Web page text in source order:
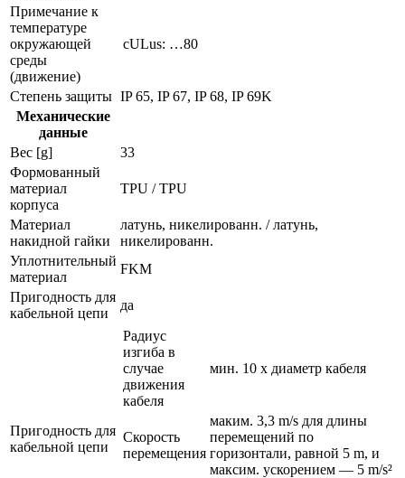
Примечание к
температуре
окружающей
среды
(движение)
cULus: …80
Степень защиты IP 65, IP 67, IP 68, IP 69K
Механические
данные
Вес [g]
33
Формованный
материал
корпуса
TPU / TPU
Материал
накидной гайки
латунь, никелированн. / латунь,
никелированн.
Уплотнительный
материал
FKM
Пригодность для
кабельной цепи
да
Пригодность для
кабельной цепи
Радиус
изгиба в
случае
движения
кабеля
мин. 10 x диаметр кабеля
Скорость
перемещения
маким. 3,3 m/s для длины
перемещений по
горизонтали, равной 5 m, и
максим. ускорением — 5 m/s²